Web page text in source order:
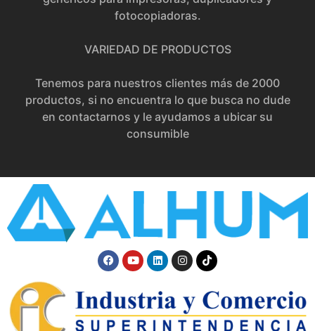
fotocopiadoras.
VARIEDAD DE PRODUCTOS
Tenemos para nuestros clientes más de 2000
productos, si no encuentra lo que busca no dude
en contactarnos y le ayudamos a ubicar su
consumible